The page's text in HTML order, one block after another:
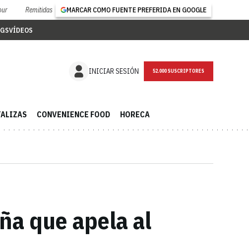
Remitidas MARCAR COMO FUENTE PREFERIDA EN GOOGLE
VÍDEOS
INICIAR SESIÓN NEWSLETTER
CONVENIENCE FOOD HORECA
que apela al